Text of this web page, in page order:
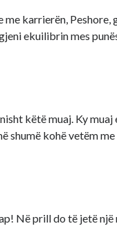
me karrierën,
ekuilibrin mes
këtë muaj. Ky muaj
shumë kohë vetëm
Në prill do të jetë një